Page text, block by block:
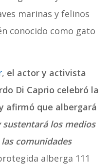
marinas y felinos
conocido como gato
, el actor y activista
Di Caprio celebró la
afirmó que albergará
sustentará los medios
comunidades
alberga 111